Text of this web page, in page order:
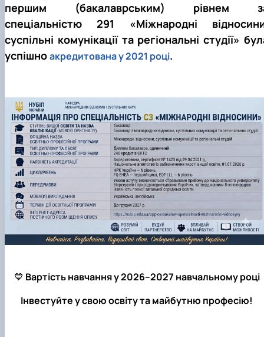
першим (бакалаврським) рівнем
спеціальністю 291 «Міжнародні
суспільні комунікації та регіональні студії»
успішноакредитована у 2021 році.
💙 Вартість навчання у 2026–2027 навчальному році
Інвестуйте у свою освіту та майбутню професію!